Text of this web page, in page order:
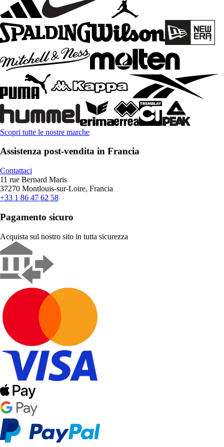
Scopri tutte le nostre marche
Assistenza post-vendita in Francia
Contattaci
11 rue Bernard Maris
37270 Montlouis-sur-Loire, Francia
+33 1 86 47 62 58
Pagamento sicuro
Acquista sul nostro sito in tutta sicurezza